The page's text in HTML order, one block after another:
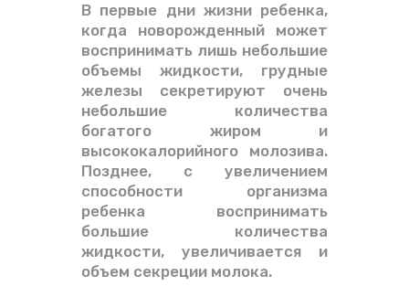
В первые дни жизни ребенка,
когда новорожденный может
воспринимать лишь небольшие
объемы жидкости, грудные
железы секретируют очень
небольшие количества
богатого жиром и
высококалорийного молозива.
Позднее, с увеличением
способности организма
ребенка воспринимать
большие количества
жидкости, увеличивается и
объем секреции молока.